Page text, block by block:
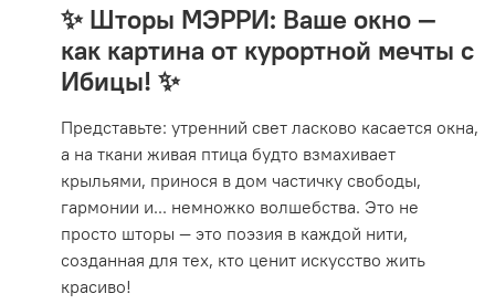
✨ Шторы МЭРРИ: Ваше окно —
как картина от курортной мечты с
Ибицы! ✨
Представьте: утренний свет ласково касается окна,
а на ткани живая птица будто взмахивает
крыльями, принося в дом частичку свободы,
гармонии и... немножко волшебства. Это не
просто шторы — это поэзия в каждой нити,
созданная для тех, кто ценит искусство жить
красиво!